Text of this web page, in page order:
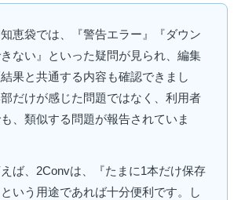
知恵袋では、『警告エラー』『ダウン
ない』といった疑問が見られ、編集
果と共通する内容も確認できまし
だけが感じた問題ではなく、利用者
、類似する問題が報告されていま
ば、2Convは、『たまに1本だけ保存
いう用途であれば十分便利です。し